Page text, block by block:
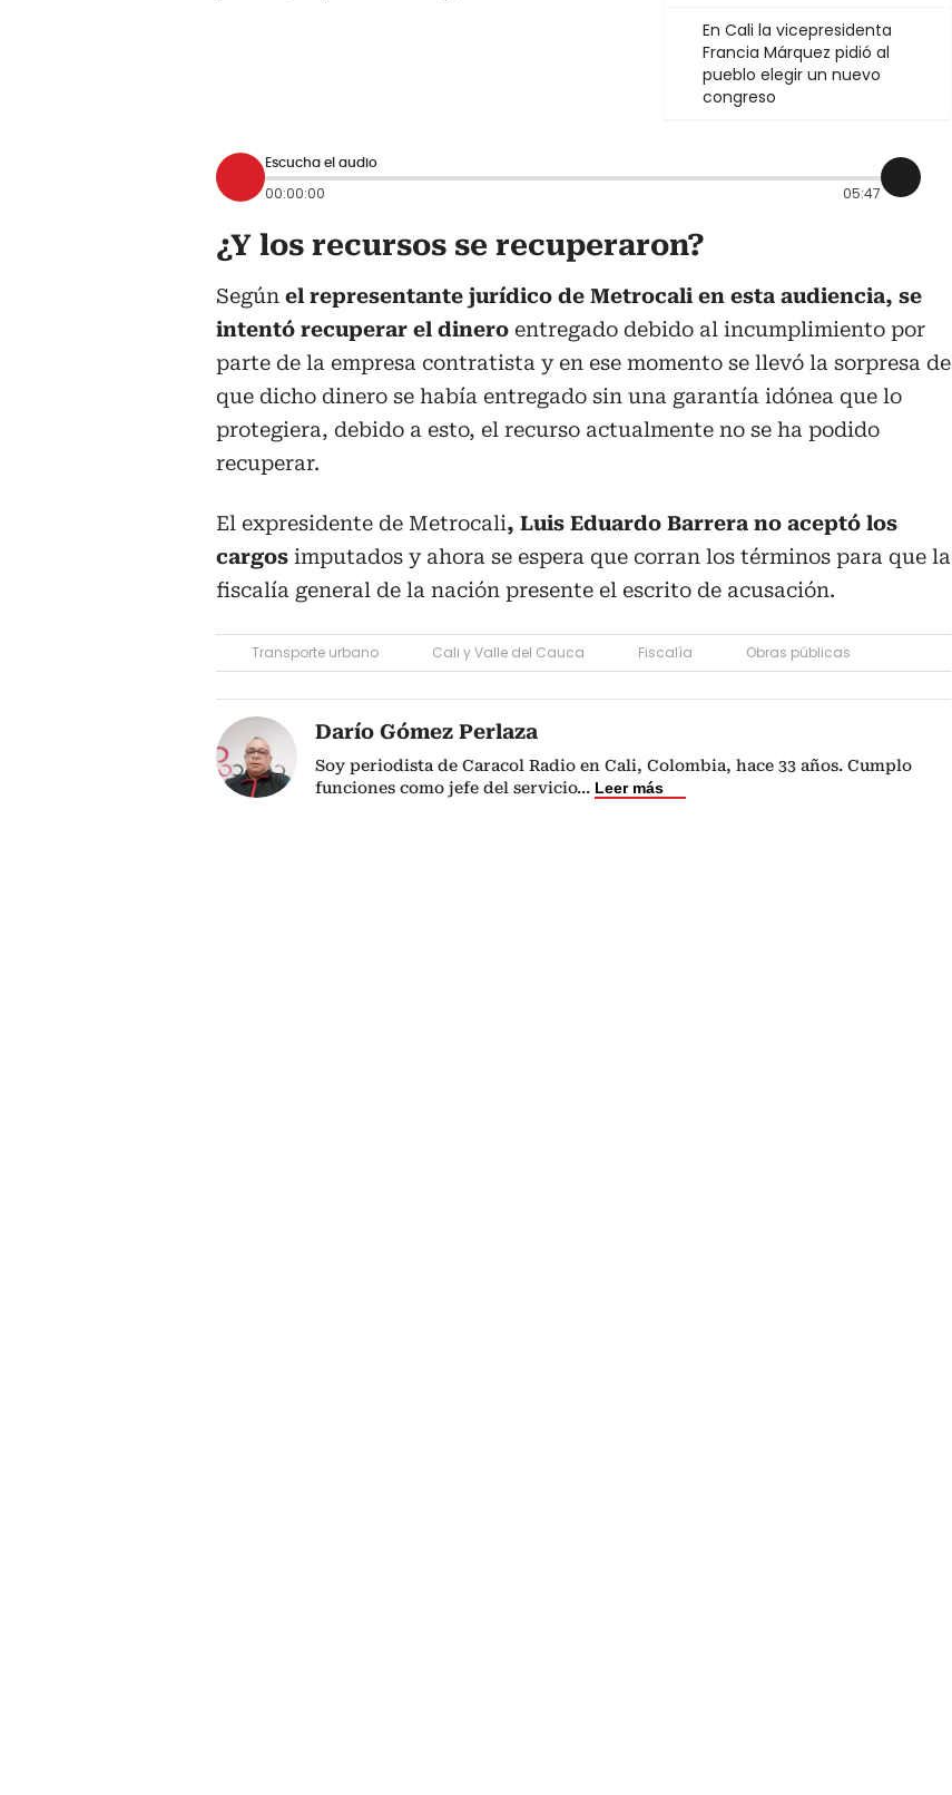
En Cali la vicepresidenta
Francia Márquez pidió al
pueblo elegir un nuevo
congreso
Escucha el audio
00:00:00 05:47
¿Y los recursos se recuperaron?
Según el representante jurídico de Metrocali en esta audiencia, se
intentó recuperar el dinero entregado debido al incumplimiento por
parte de la empresa contratista y en ese momento se llevó la sorpresa de
que dicho dinero se había entregado sin una garantía idónea que lo
protegiera, debido a esto, el recurso actualmente no se ha podido
recuperar.
El expresidente de Metrocali, Luis Eduardo Barrera no aceptó los
cargos imputados y ahora se espera que corran los términos para que la
fiscalía general de la nación presente el escrito de acusación.
Transporte urbano Cali y Valle del Cauca Fiscalía Obras públicas
Darío Gómez Perlaza
Soy periodista de Caracol Radio en Cali, Colombia, hace 33 años. Cumplo
funciones como jefe del servicio... Leer más